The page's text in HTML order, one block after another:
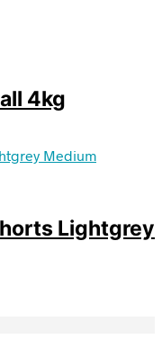
4kg
Lightgrey